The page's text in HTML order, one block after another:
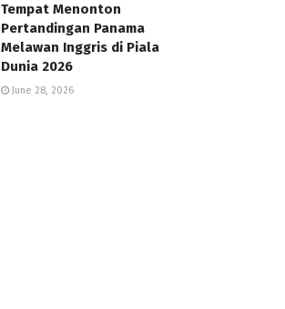
Tempat Menonton
Pertandingan Panama
Melawan Inggris di Piala
Dunia 2026
June 28, 2026